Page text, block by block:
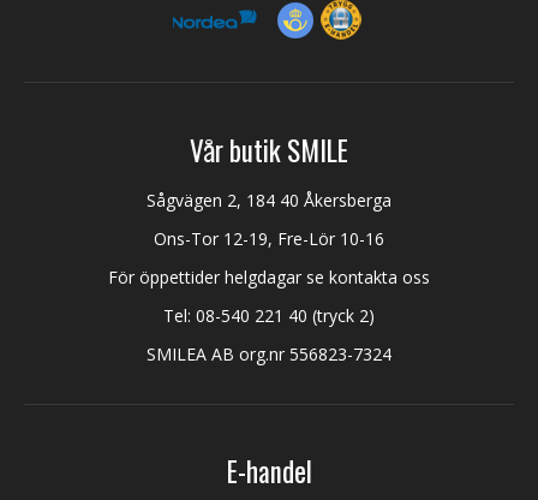
Vår butik SMILE
Sågvägen 2, 184 40 Åkersberga
Ons-Tor 12-19, Fre-Lör 10-16
För öppettider helgdagar se kontakta oss
Tel: 08-540 221 40 (tryck 2)
SMILEA AB org.nr 556823-7324
E-handel